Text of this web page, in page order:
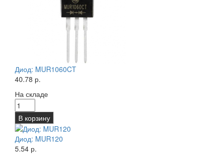
Диод: MUR1060CT
40.78 р.
На складе
В корзину
Диод: MUR120
5.54 р.